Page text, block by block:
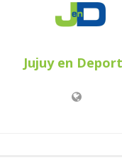
Jujuy en